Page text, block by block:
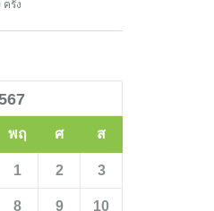
ครั้ง
พฤ ศ ส
1 2 3
8 9 10